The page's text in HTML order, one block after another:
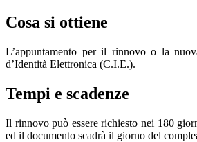
Cosa si ottiene
L’appuntamento per il rinnovo o la
d’Identità Elettronica (C.I.E.).
Tempi e scadenze
Il rinnovo può essere richiesto nei 180
ed il documento scadrà il giorno del